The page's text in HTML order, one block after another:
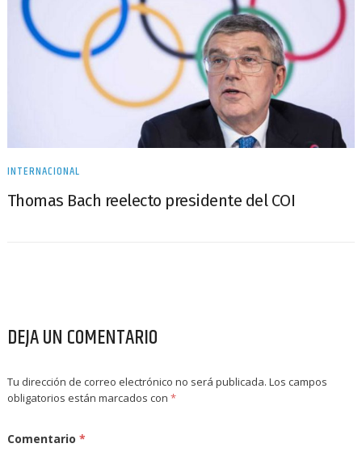
INTERNACIONAL
Thomas Bach reelecto presidente del COI
DEJA UN COMENTARIO
Tu dirección de correo electrónico no será publicada. Los campos
obligatorios están marcados con *
Comentario *